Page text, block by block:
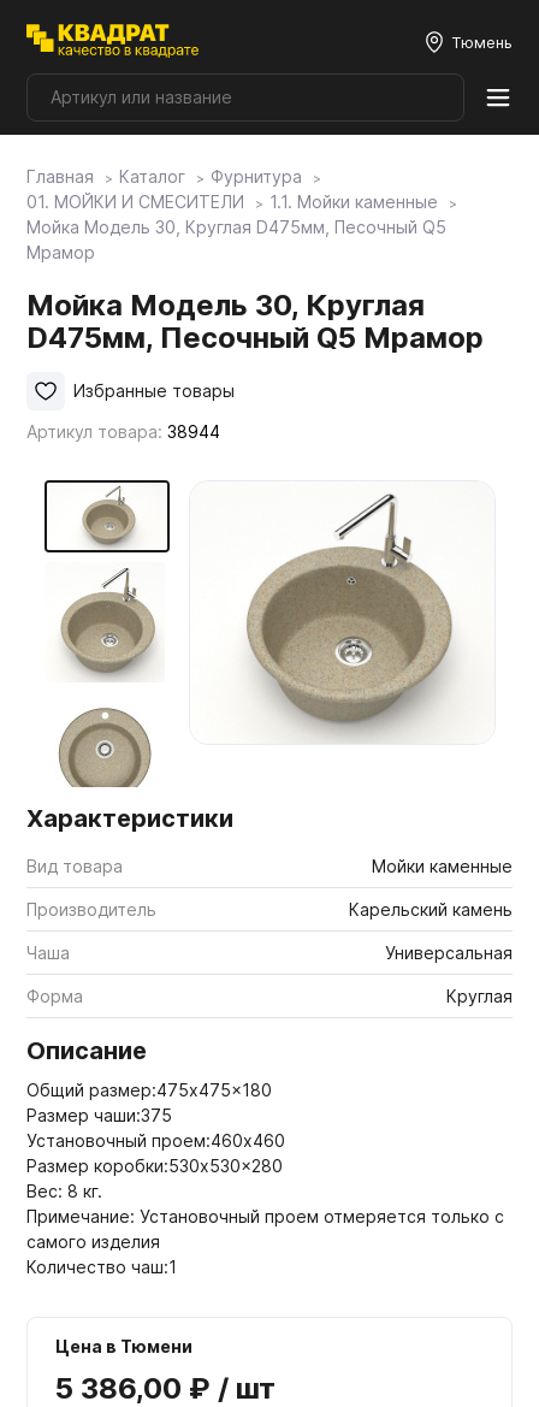
Тюмень
Плитные материалы
Фурнитура
Столешницы
Фасады
Мебельные образцы, каталоги
Главная Каталог
Фурнитура
01. МОЙКИ И СМЕСИТЕЛИ
1.1. Мойки каменные
Мойка Модель 30, Круглая D475мм, Песочный Q5
Мрамор
Мойка Модель 30, Круглая
D475мм, Песочный Q5 Мрамор
Артикул товара:38944
Избранные товары
Характеристики
Вид товара Мойки каменные
Производитель Карельский камень
Чаша Универсальная
Форма Круглая
Описание
Общий размер:475x475x180
Размер чаши:375
Установочный проем:460x460
Размер коробки:530x530x280
Вес: 8 кг.
Примечание: Установочный проем отмеряется только с
самого изделия
Количество чаш:1
Цена в Тюмени
5 386,00 ₽ / шт